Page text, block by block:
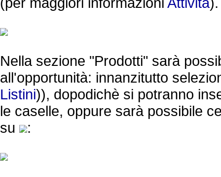
Nella sezione "Prodotti" sarà
all'opportunità: innanzitutto
Listini)), dopodichè si potranno
le caselle, oppure sarà possibile
su
: